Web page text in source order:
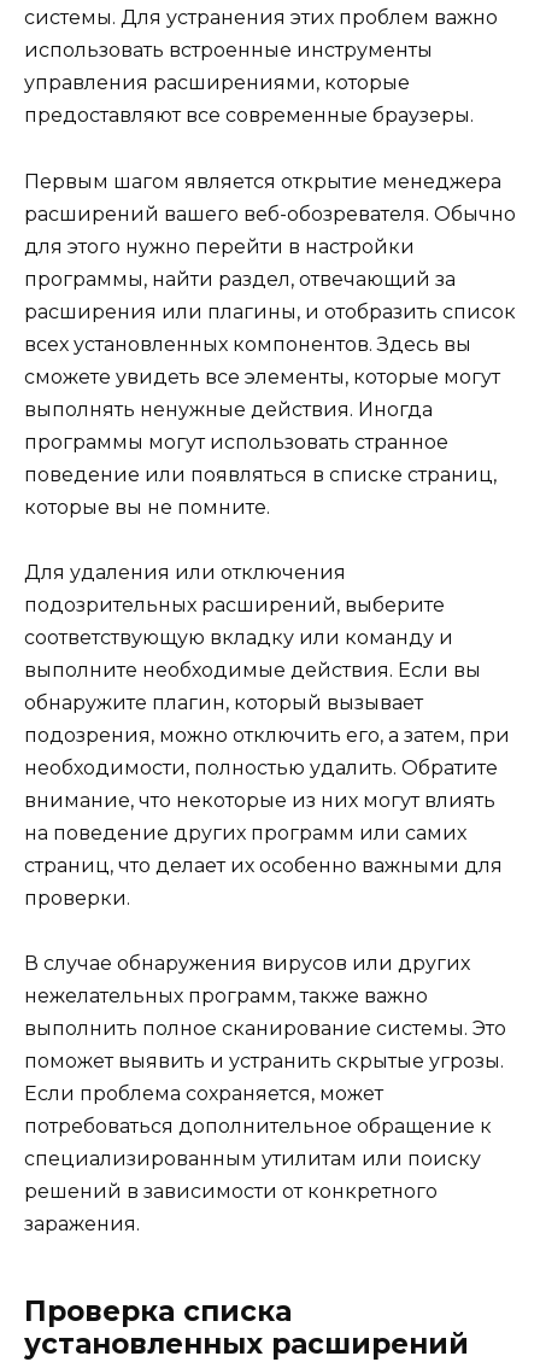
системы. Для устранения этих проблем важно
использовать встроенные инструменты
управления расширениями, которые
предоставляют все современные браузеры.
Первым шагом является открытие менеджера
расширений вашего веб-обозревателя. Обычно
для этого нужно перейти в настройки
программы, найти раздел, отвечающий за
расширения или плагины, и отобразить список
всех установленных компонентов. Здесь вы
сможете увидеть все элементы, которые могут
выполнять ненужные действия. Иногда
программы могут использовать странное
поведение или появляться в списке страниц,
которые вы не помните.
Для удаления или отключения
подозрительных расширений, выберите
соответствующую вкладку или команду и
выполните необходимые действия. Если вы
обнаружите плагин, который вызывает
подозрения, можно отключить его, а затем, при
необходимости, полностью удалить. Обратите
внимание, что некоторые из них могут влиять
на поведение других программ или самих
страниц, что делает их особенно важными для
проверки.
В случае обнаружения вирусов или других
нежелательных программ, также важно
выполнить полное сканирование системы. Это
поможет выявить и устранить скрытые угрозы.
Если проблема сохраняется, может
потребоваться дополнительное обращение к
специализированным утилитам или поиску
решений в зависимости от конкретного
заражения.
Проверка списка
установленных расширений